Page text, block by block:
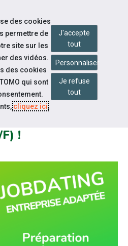
RECRUTE POUR
!
des cookies
permettre de
site sur les
des vidéos.
des cookies
qui sont
cliquez ici.
J'accepte
tout
Personnaliser
Je refuse
tout